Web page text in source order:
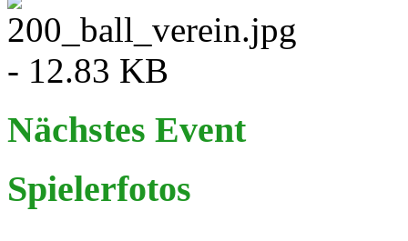
Nächstes Event
Spielerfotos